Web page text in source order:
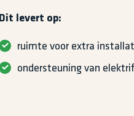
Dit levert op:
ruimte voor extra
ondersteuning van